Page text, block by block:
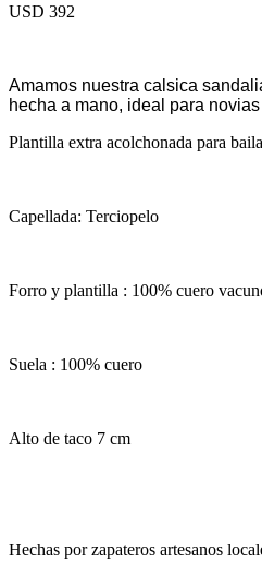
USD 392
Amamos nuestra calsica
hecha a mano, ideal para
Plantilla extra acolchonada para
Capellada: Terciopelo
Forro y plantilla : 100% cuero
Suela : 100% cuero
Alto de taco 7 cm
Hechas por zapateros artesanos